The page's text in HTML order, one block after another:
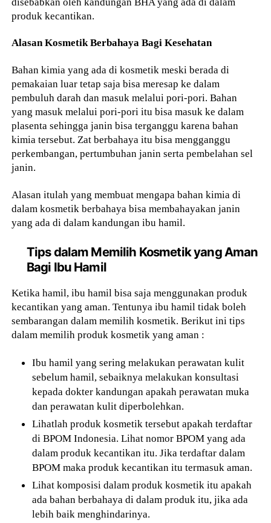
produk kecantikan.
Alasan Kosmetik Berbahaya Bagi Kesehatan
Bahan kimia yang ada di kosmetik meski berada di
pemakaian luar tetap saja bisa meresap ke dalam
pembuluh darah dan masuk melalui pori-pori. Bahan
yang masuk melalui pori-pori itu bisa masuk ke dalam
plasenta sehingga janin bisa terganggu karena bahan
kimia tersebut. Zat berbahaya itu bisa mengganggu
perkembangan, pertumbuhan janin serta pembelahan sel
janin.
Alasan itulah yang membuat mengapa bahan kimia di
dalam kosmetik berbahaya bisa membahayakan janin
yang ada di dalam kandungan ibu hamil.
Tips dalam Memilih Kosmetik yang Aman
Bagi Ibu Hamil
Ketika hamil, ibu hamil bisa saja menggunakan produk
kecantikan yang aman. Tentunya ibu hamil tidak boleh
sembarangan dalam memilih kosmetik. Berikut ini tips
dalam memilih produk kosmetik yang aman :
Ibu hamil yang sering melakukan perawatan kulit
sebelum hamil, sebaiknya melakukan konsultasi
kepada dokter kandungan apakah perawatan muka
dan perawatan kulit diperbolehkan.
Lihatlah produk kosmetik tersebut apakah terdaftar
di BPOM Indonesia. Lihat nomor BPOM yang ada
dalam produk kecantikan itu. Jika terdaftar dalam
BPOM maka produk kecantikan itu termasuk aman.
Lihat komposisi dalam produk kosmetik itu apakah
ada bahan berbahaya di dalam produk itu, jika ada
lebih baik menghindarinya.